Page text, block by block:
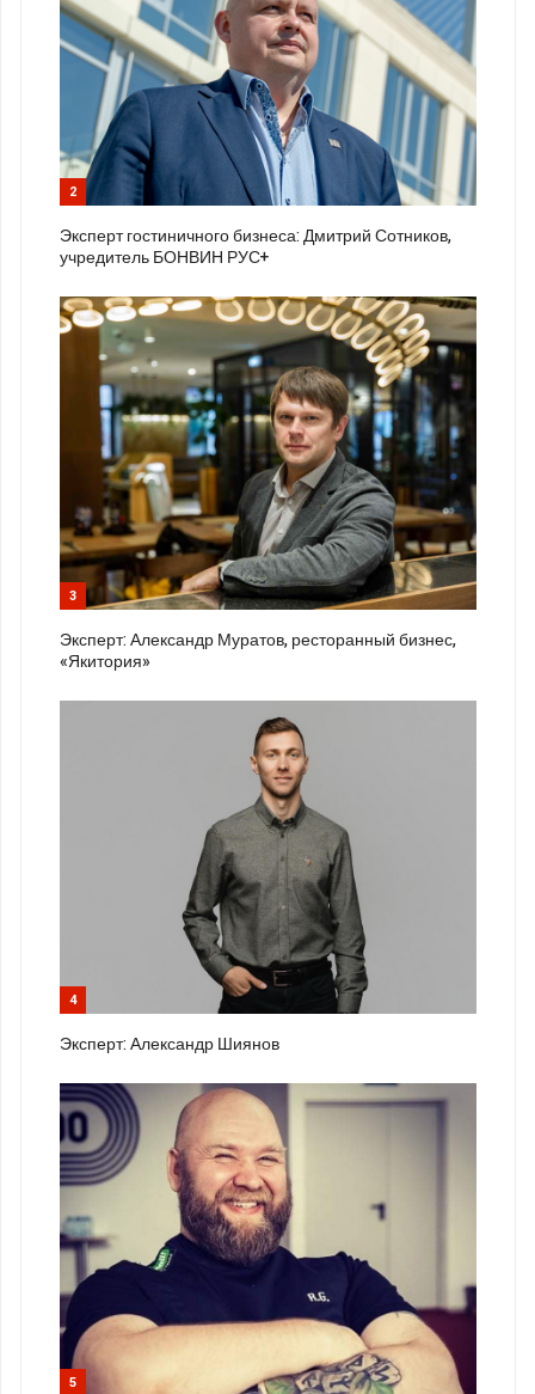
2
Эксперт гостиничного бизнеса: Дмитрий Сотников,
учредитель БОНВИН РУС+
3
Эксперт: Александр Муратов, ресторанный бизнес,
«Якитория»
4
Эксперт: Александр Шиянов
5